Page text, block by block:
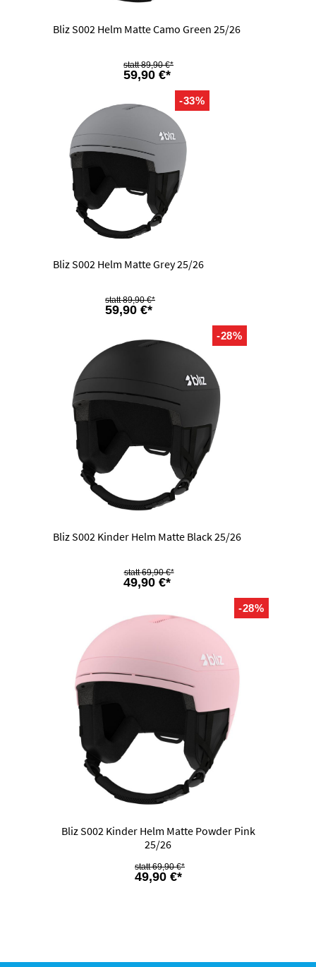
Bliz S002 Helm Matte Camo Green 25/26
59,90 €*
89,90 €*
-33%
Bliz S002 Helm Matte Grey 25/26
59,90 €*
89,90 €*
-28%
Bliz S002 Kinder Helm Matte Black 25/26
49,90 €*
69,90 €*
-28%
Bliz S002 Kinder Helm Matte Powder Pink
25/26
49,90 €*
69,90 €*